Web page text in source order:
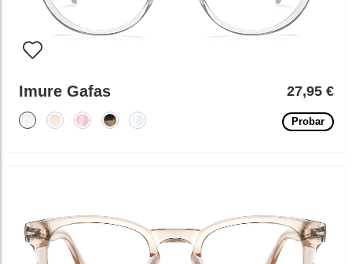
Imure Gafas 27,95 €
Probar